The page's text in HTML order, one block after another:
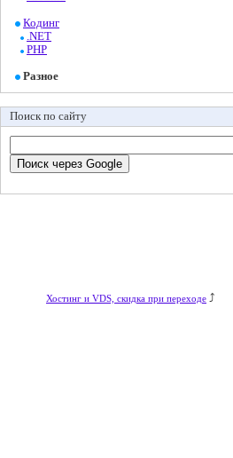
Кодинг
.NET
PHP
Разное
Поиск по сайту
Хостинг и VDS, скидка при переходе ⤴